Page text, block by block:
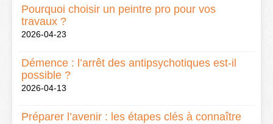
Pourquoi choisir un peintre pro pour vos
travaux ?
2026-04-23
Démence : l’arrêt des antipsychotiques est-il
possible ?
2026-04-13
Préparer l’avenir : les étapes clés à connaître